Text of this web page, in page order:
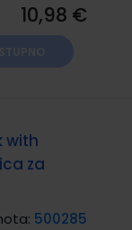
10,98 €
with
za
500285